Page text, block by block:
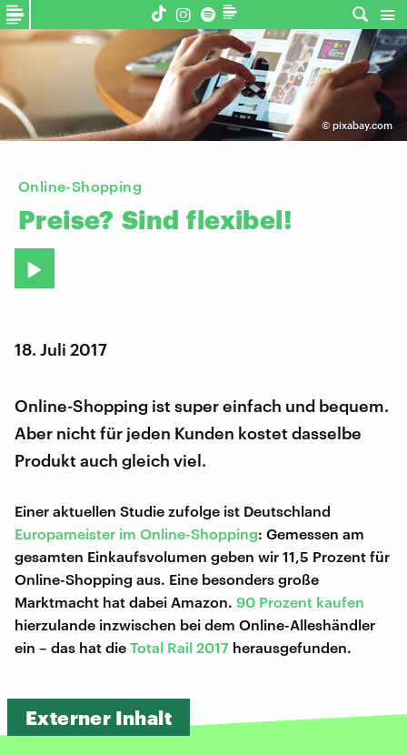
© pixabay.com
Online-Shopping
Preise? Sind flexibel!
18. Juli 2017
Online-Shopping ist super einfach und bequem.
Aber nicht für jeden Kunden kostet dasselbe
Produkt auch gleich viel.
Einer aktuellen Studie zufolge ist Deutschland
Europameister im Online-Shopping: Gemessen am
gesamten Einkaufsvolumen geben wir 11,5 Prozent für
Online-Shopping aus. Eine besonders große
Marktmacht hat dabei Amazon. 90 Prozent kaufen
hierzulande inzwischen bei dem Online-Alleshändler
ein – das hat die Total Rail 2017 herausgefunden.
Externer Inhalt